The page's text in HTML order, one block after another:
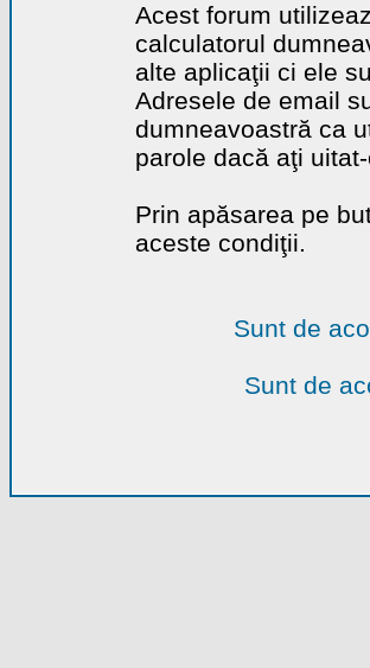
Acest forum
calculatorul
alte aplicaţii ci ele
Adresele de email
dumneavoastră ca
parole dacă aţi
Prin apăsarea pe
aceste condiţii.
Sunt de
Sunt de